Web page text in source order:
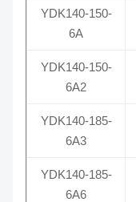
YDK140-150-
6A
YDK140-150-
6A2
YDK140-185-
6A3
YDK140-185-
6A6